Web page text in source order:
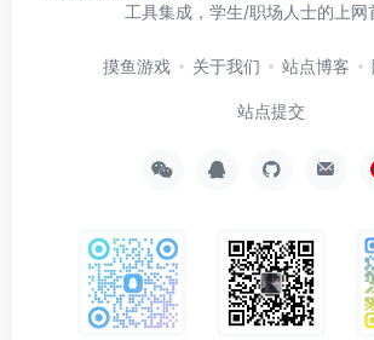
工具集成，学生/职场人士的上网
摸鱼游戏 关于我们 站点博客
站点提交